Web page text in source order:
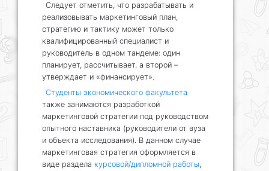
Следует отметить, что разрабатывать и
реализовывать маркетинговый план,
стратегию и тактику может только
квалифицированный специалист и
руководитель в одном тандеме: один
планирует, рассчитывает, а второй –
утверждает и «финансирует».
Студенты экономического факультета
также занимаются разработкой
маркетинговой стратегии под руководством
опытного наставника (руководители от вуза
и объекта исследования). В данном случае
маркетинговая стратегия оформляется в
виде раздела курсовой/дипломной работы,